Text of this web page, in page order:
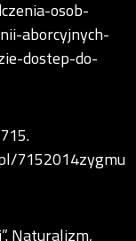
osob-
aborcyjnych-
dostep-do-
7152014zygmu